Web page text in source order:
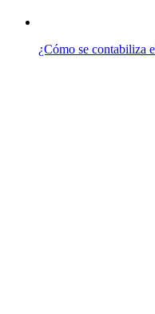
¿Cómo se contabiliza